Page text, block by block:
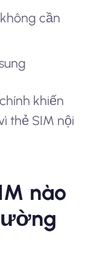
cần
khiến
thẻ SIM nội
nào